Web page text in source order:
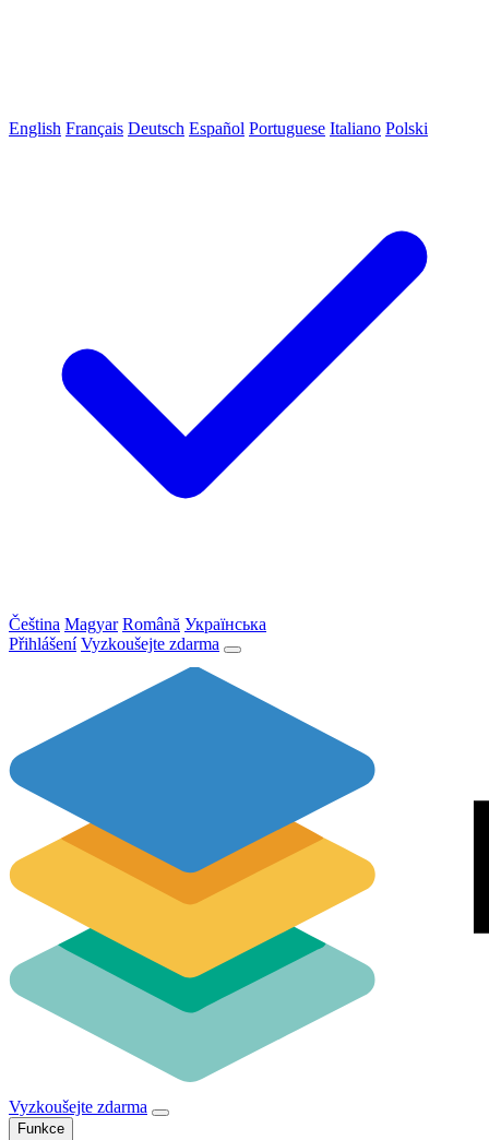
English Français Deutsch Español Portuguese Italiano Polski
Čeština Magyar Română Українська
Přihlášení Vyzkoušejte zdarma
Vyzkoušejte zdarma
Funkce